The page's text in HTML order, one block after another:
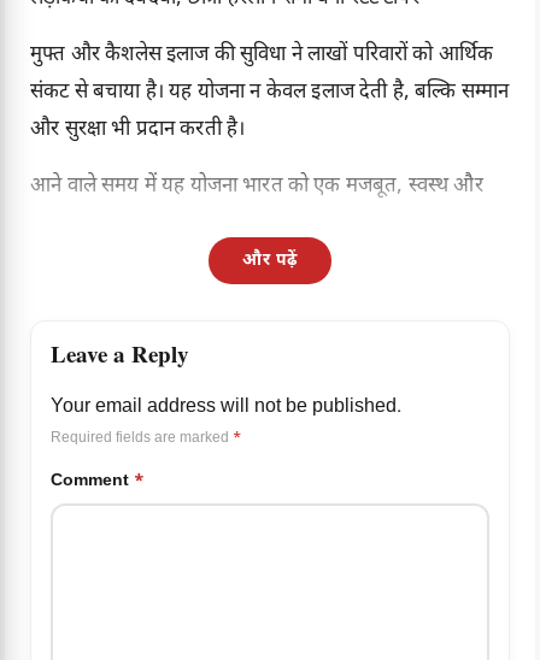
मुफ्त और कैशलेस इलाज की सुविधा ने लाखों परिवारों को आर्थिक
संकट से बचाया है। यह योजना न केवल इलाज देती है, बल्कि सम्मान
और सुरक्षा भी प्रदान करती है।
आने वाले समय में यह योजना भारत को एक मजबूत, स्वस्थ और
और पढ़ें
Leave a Reply
Your email address will not be published.
Required fields are marked *
Comment *